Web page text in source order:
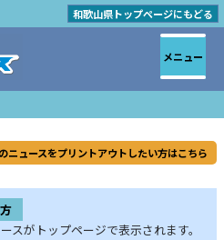
和歌山県トップページにもどる
ニュースをプリントアウトしたい方はこちら
スがトップページで表示されます。
メニュー